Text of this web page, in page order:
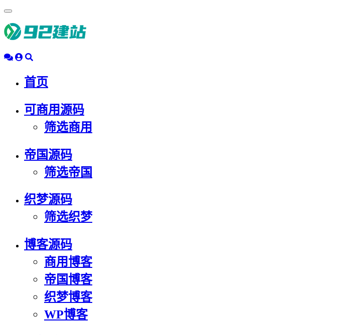
动
导
首页
可商用源码
筛选商用
帝国源码
筛选帝国
织梦源码
筛选织梦
博客源码
商用博客
帝国博客
织梦博客
WP博客